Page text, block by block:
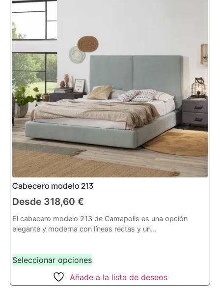
Cabecero modelo 213
Desde 318,60 €
El cabecero modelo 213 de Camapolis es una opción
elegante y moderna con líneas rectas y un...
Seleccionar opciones
Añade a la lista de deseos